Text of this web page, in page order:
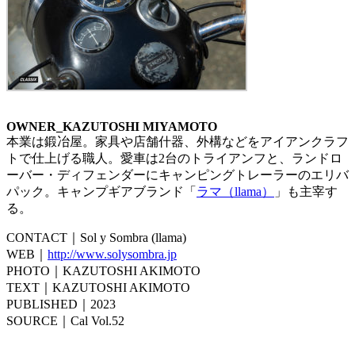
OWNER_ KAZUTOSHI MIYAMOTO
本業は鍛冶屋。家具や店舗什器、外構などをアイアンクラフ
トで仕上げる職人。愛車は2台のトライアンフと、ランドロ
ーバー・ディフェンダーにキャンピングトレーラーのエリバ
パック。キャンプギアブランド「 ラマ（llama）
」も主宰す
る。
CONTACT｜Sol y Sombra (llama)
WEB｜ http://www.solysombra.jp
PHOTO｜KAZUTOSHI AKIMOTO
TEXT｜KAZUTOSHI AKIMOTO
PUBLISHED｜2023
SOURCE｜Cal Vol.52